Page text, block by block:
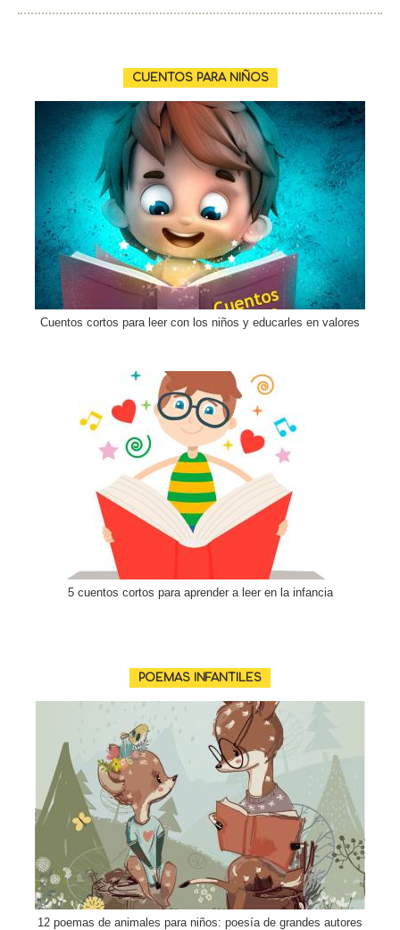
CUENTOS PARA NIÑOS
Cuentos cortos para leer con los niños y educarles en valores
5 cuentos cortos para aprender a leer en la infancia
POEMAS INFANTILES
12 poemas de animales para niños: poesía de grandes autores